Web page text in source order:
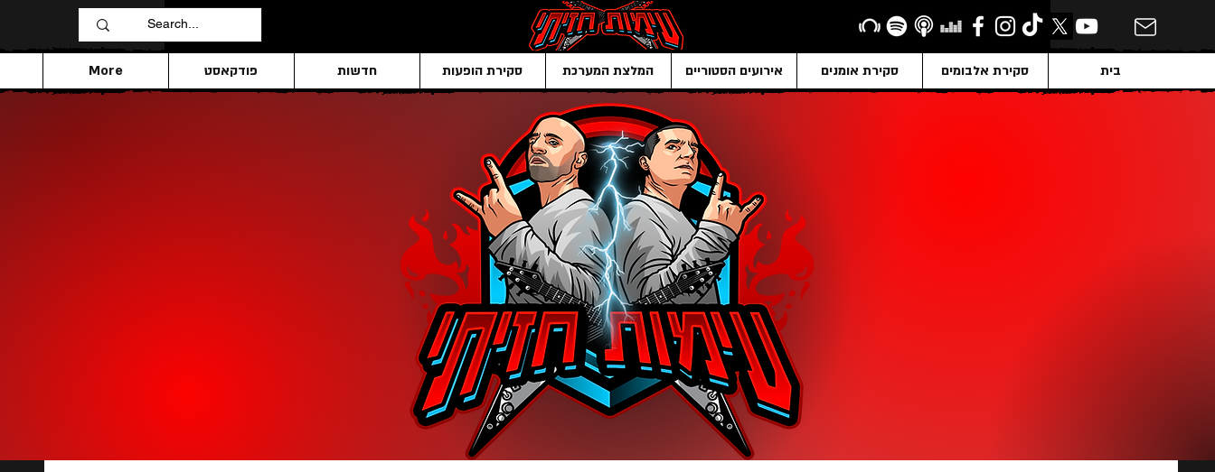
בית סקירת אלבומים סקירת אומנים אירועים הסטוריים המלצת המערכת סקירת הופעות חדשות פודקאסט More